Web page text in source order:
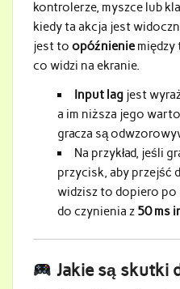
kontrolerze, myszce lub
kiedy ta akcja jest
jest to opóźnieniemiędzy
co widzi na ekranie.
Input lag jest
a im niższa jego
gracza są
Na przykład, jeśli
przycisk, aby przejść
widzisz to dopiero po
do czynienia z 50 ms
Jakie są skutki